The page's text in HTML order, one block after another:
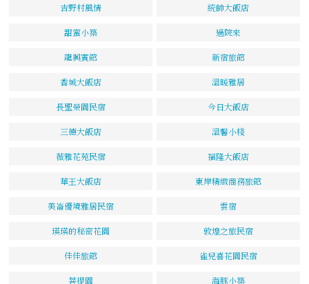
吉野村風情 統帥大飯店
甜蜜小築 過院來
龍興賓館 新宿旅館
香城大飯店 溫暖雅居
長聖榮園民宿 今日大飯店
三德大飯店 溫馨小棧
薇雅花苑民宿 福隆大飯店
華王大飯店 東岸精緻商務旅館
美崙優境雅居民宿 雲宿
瑛瑛的秘密花園 敦煌之旅民宿
佳佳旅館 雀兒喜花園民宿
菩提園 海豚小築